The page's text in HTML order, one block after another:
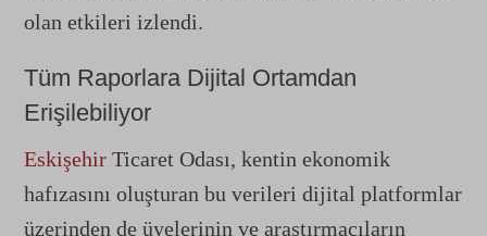
olan etkileri izlendi.
Tüm Raporlara Dijital Ortamdan
Erişilebiliyor
Eskişehir Ticaret Odası, kentin ekonomik
hafızasını oluşturan bu verileri dijital platformlar
üzerinden de üyelerinin ve araştırmacıların